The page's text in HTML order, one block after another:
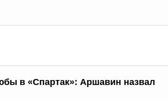
в «Спартак»: Аршавин назвал